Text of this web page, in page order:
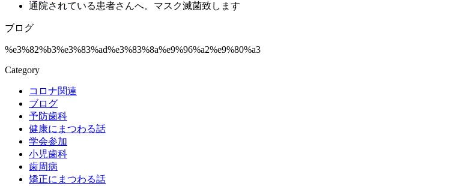
通院されている患者さんへ。マスク滅菌致します
ブログ
%e3%82%b3%e3%83%ad%e3%83%8a%e9%96%a2%e9%80%a3
Category
コロナ関連
ブログ
予防歯科
健康にまつわる話
学会参加
小児歯科
歯周病
矯正にまつわる話